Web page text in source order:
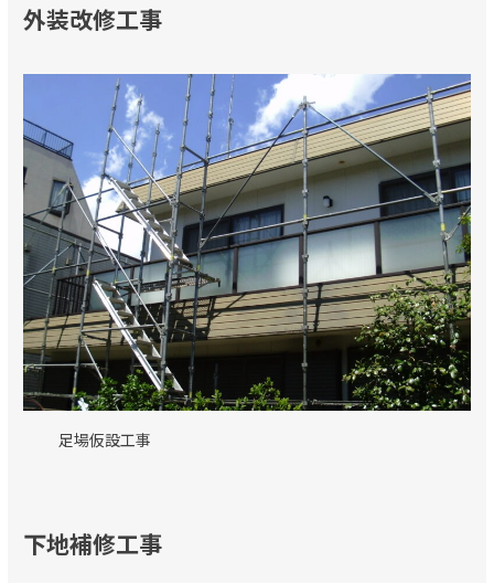
外装改修工事
足場仮設工事
下地補修工事